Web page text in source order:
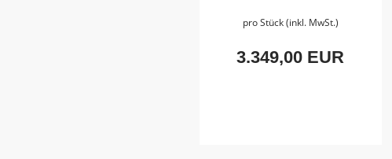
pro Stück (inkl. MwSt.)
3.349,00 EUR